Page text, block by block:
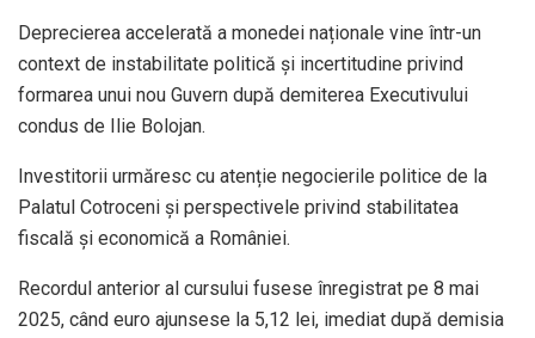
Deprecierea accelerată a monedei naționale vine într-un
context de instabilitate politică și incertitudine privind
formarea unui nou Guvern după demiterea Executivului
condus de Ilie Bolojan.
Investitorii urmăresc cu atenție negocierile politice de la
Palatul Cotroceni și perspectivele privind stabilitatea
fiscală și economică a României.
Recordul anterior al cursului fusese înregistrat pe 8 mai
2025, când euro ajunsese la 5,12 lei, imediat după demisia